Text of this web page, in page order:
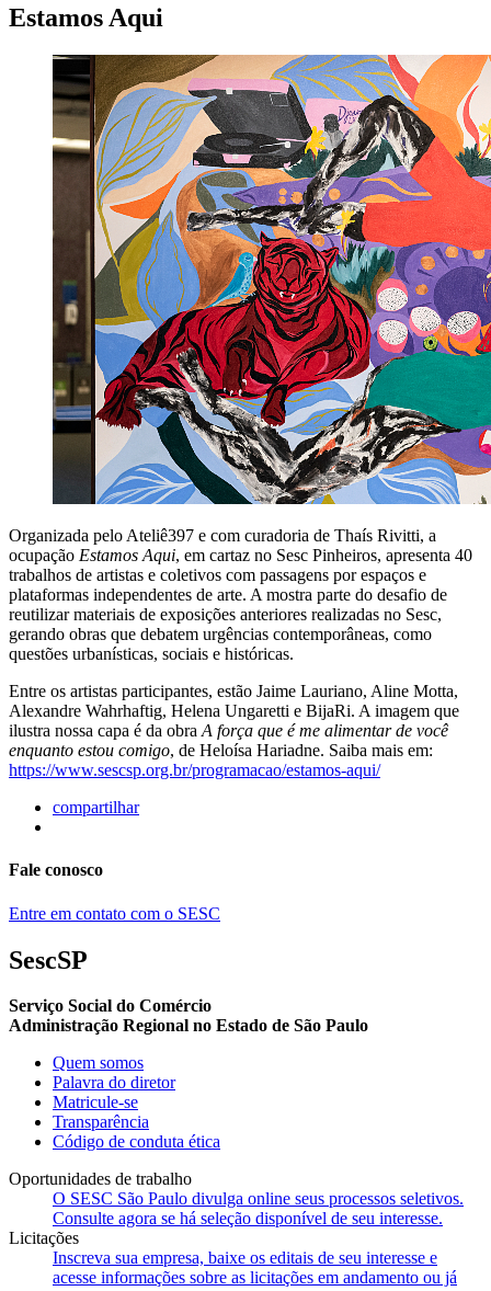
Estamos Aqui
Organizada pelo Ateliê397 e com curadoria de Thaís Rivitti, a
ocupação Estamos Aqui, em cartaz no Sesc Pinheiros, apresenta 40
trabalhos de artistas e coletivos com passagens por espaços e
plataformas independentes de arte. A mostra parte do desafio de
reutilizar materiais de exposições anteriores realizadas no Sesc,
gerando obras que debatem urgências contemporâneas, como
questões urbanísticas, sociais e históricas.
Entre os artistas participantes, estão Jaime Lauriano, Aline Motta,
Alexandre Wahrhaftig, Helena Ungaretti e BijaRi. A imagem que
ilustra nossa capa é da obra A força que é me alimentar de você
enquanto estou comigo, de Heloísa Hariadne. Saiba mais em:
https://www.sescsp.org.br/programacao/estamos-aqui/
compartilhar
Fale conosco
Entre em contato com o SESC
SescSP
Serviço Social do Comércio
Administração Regional no Estado de São Paulo
Quem somos
Palavra do diretor
Matricule-se
Transparência
Código de conduta ética
Oportunidades de trabalho
O SESC São Paulo divulga online seus processos seletivos.
Consulte agora se há seleção disponível de seu interesse.
Licitações
Inscreva sua empresa, baixe os editais de seu interesse e
acesse informações sobre as licitações em andamento ou já